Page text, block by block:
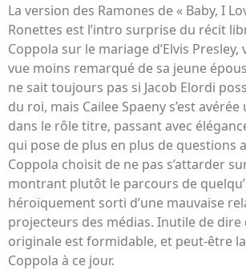
La version des Ramones de « Baby, I
Ronettes est l’intro surprise du récit
Coppola sur le mariage d’Elvis
vue moins remarqué de sa jeune
ne sait toujours pas si Jacob Elordi
du roi, mais Cailee Spaeny s’est
dans le rôle titre, passant avec
qui pose de plus en plus de questions
Coppola choisit de ne pas s’attarder
montrant plutôt le parcours de
héroïquement sorti d’une mauvaise
projecteurs des médias. Inutile de dire
originale est formidable, et peut-être
Coppola à ce jour.